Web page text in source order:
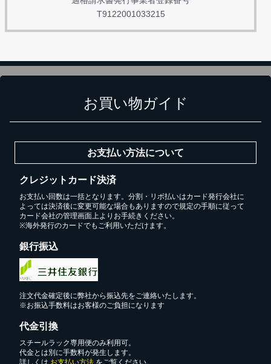
T9122001033215
お買い物ガイド
お支払い方法について
クレジットカード決済
お支払い回数は一括となります。分割・リボ払いはカード発行会社に
よっては決済後に変更可能な場合もありますので規定の手順に従って
カード会社の管理画面上よりお手続きください。
※海外発行のカードでもご利用いただけます。
銀行振込
注文代金確定後に弊社から振込先をご連絡いたします。
※お振込手数料はお客様のご負担になります
代金引換
スチールラック専用便のみ利用可。
代金とは別に手数料が発生します。
詳しくは お支払い方法 をご覧ください。
カートに追加しました。